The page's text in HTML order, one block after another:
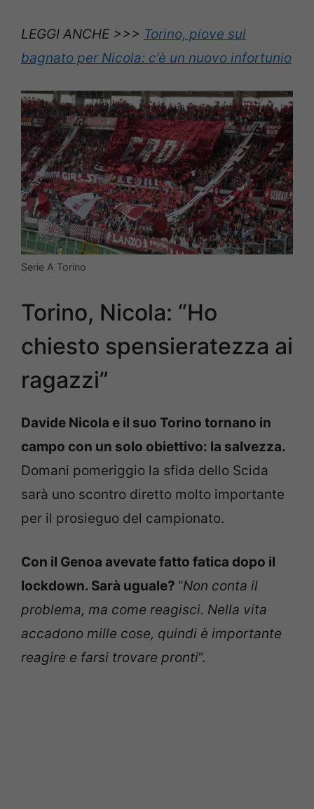
LEGGI ANCHE >>> Torino, piove sul
bagnato per Nicola: c’è un nuovo infortunio
Serie A Torino
Torino, Nicola: “Ho
chiesto spensieratezza ai
ragazzi”
Davide Nicola e il suo Torino tornano in
campo con un solo obiettivo: la salvezza.
Domani pomeriggio la sfida dello Scida
sarà uno scontro diretto molto importante
per il prosieguo del campionato.
Con il Genoa avevate fatto fatica dopo il
lockdown. Sarà uguale? “Non conta il
problema, ma come reagisci. Nella vita
accadono mille cose, quindi è importante
reagire e farsi trovare pronti“.